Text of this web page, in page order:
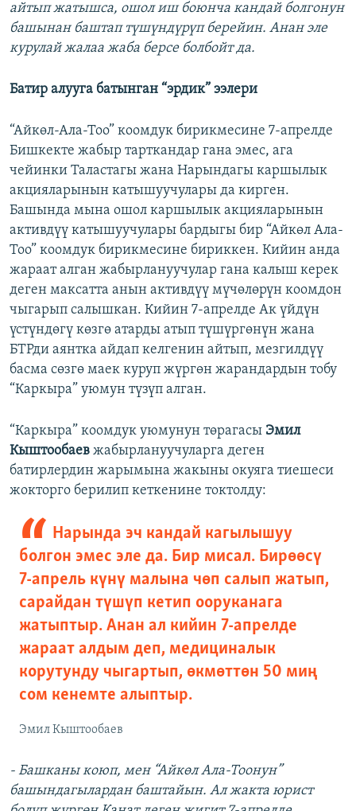
айтып жатышса, ошол иш боюнча кандай болгонун
башынан баштап түшүндүрүп берейин. Анан эле
курулай жалаа жаба берсе болбойт да.
Батир алууга батынган “эрдик” ээлери
“Айкөл-Ала-Тоо” коомдук бирикмесине 7-апрелде
Бишкекте жабыр тарткандар гана эмес, ага
чейинки Таластагы жана Нарындагы каршылык
акцияларынын катышуучулары да кирген.
Башында мына ошол каршылык акцияларынын
активдүү катышуучулары бардыгы бир “Айкөл Ала-
Тоо” коомдук бирикмесине бириккен. Кийин анда
жараат алган жабырлануучулар гана калыш керек
деген максатта анын активдүү мүчөлөрүн коомдон
чыгарып салышкан. Кийин 7-апрелде Ак үйдүн
үстүндөгү көзгө атарды атып түшүргөнүн жана
БТРди аянтка айдап келгенин айтып, мезгилдүү
басма сөзгө маек куруп жүргөн жарандардын тобу
“Каркыра” уюмун түзүп алган.
“Каркыра” коомдук уюмунун төрагасы Эмил
Кыштообаев жабырлануучуларга деген
батирлердин жарымына жакыны окуяга тиешеси
жокторго берилип кеткенине токтолду:
Нарында эч кандай кагылышуу
болгон эмес эле да. Бир мисал. Бирөөсү
7-апрель күнү малына чөп салып жатып,
сарайдан түшүп кетип ооруканага
жатыптыр. Анан ал кийин 7-апрелде
жараат алдым деп, медициналык
корутунду чыгартып, өкмөттөн 50 миң
сом кенемте алыптыр.
Эмил Кыштообаев
- Башканы коюп, мен “Айкөл Ала-Тоонун”
башындагылардан баштайын. Ал жакта юрист